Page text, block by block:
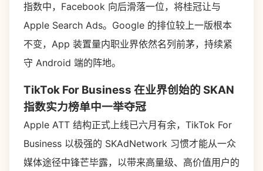
指数中，Facebook 向后滑落一位，将桂冠让与
Apple Search Ads。Google 的排位较上一版根本
不变，App 装置量内职业界依然名列前茅，持续紧
守 Android 端的阵地。
TikTok For Business 在业界创始的 SKAN
指数实力榜单中一举夺冠
Apple ATT 结构正式上线已六月有余，TikTok For
Business 以极强的 SKAdNetwork 习惯才能从一众
媒体途径中锋芒毕露，以带来高量级、高价值用户的